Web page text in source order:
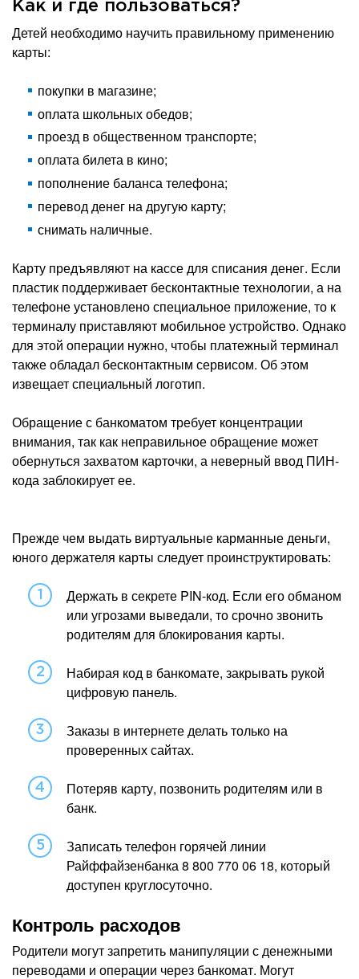
Как и где пользоваться?
Детей необходимо научить правильному применению
карты:
покупки в магазине;
оплата школьных обедов;
проезд в общественном транспорте;
оплата билета в кино;
пополнение баланса телефона;
перевод денег на другую карту;
снимать наличные.
Карту предъявляют на кассе для списания денег. Если
пластик поддерживает бесконтактные технологии, а на
телефоне установлено специальное приложение, то к
терминалу приставляют мобильное устройство. Однако
для этой операции нужно, чтобы платежный терминал
также обладал бесконтактным сервисом. Об этом
извещает специальный логотип.
Обращение с банкоматом требует концентрации
внимания, так как неправильное обращение может
обернуться захватом карточки, а неверный ввод ПИН-
кода заблокирует ее.
Прежде чем выдать виртуальные карманные деньги,
юного держателя карты следует проинструктировать:
Держать в секрете PIN-код. Если его обманом
или угрозами выведали, то срочно звонить
родителям для блокирования карты.
Набирая код в банкомате, закрывать рукой
цифровую панель.
Заказы в интернете делать только на
проверенных сайтах.
Потеряв карту, позвонить родителям или в
банк.
Записать телефон горячей линии
Райффайзенбанка 8 800 770 06 18, который
доступен круглосуточно.
Контроль расходов
Родители могут запретить манипуляции с денежными
переводами и операции через банкомат. Могут